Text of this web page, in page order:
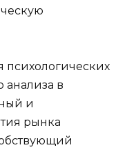
психологических
анализа в
и
рынка